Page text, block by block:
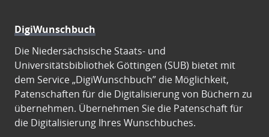
DigiWunschbuch
Die Niedersächsische Staats- und
Universitätsbibliothek Göttingen (SUB) bietet mit
dem Service „DigiWunschbuch” die Möglichkeit,
Patenschaften für die Digitalisierung von Büchern zu
übernehmen. Übernehmen Sie die Patenschaft für
die Digitalisierung Ihres Wunschbuches.